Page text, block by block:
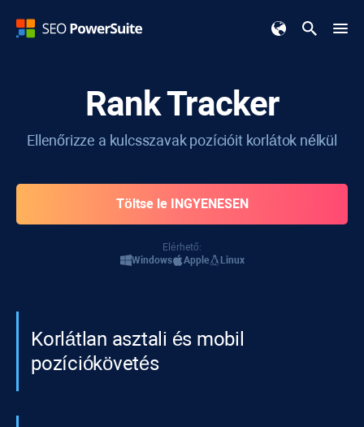
Rank Tracker
Ellenőrizze a kulcsszavak pozícióit korlátok nélkül
Töltse le INGYENESEN
Elérhető:
Windows
Apple Linux
Korlátlan asztali és mobil
pozíciókövetés